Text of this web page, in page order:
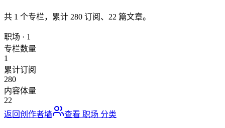
共 1 个专栏，累计 280 订阅、 22 篇文章。
职场 · 1
专栏数量
1
累计订阅
280
内容体量
22
返回创作者墙
查看 职场 分类